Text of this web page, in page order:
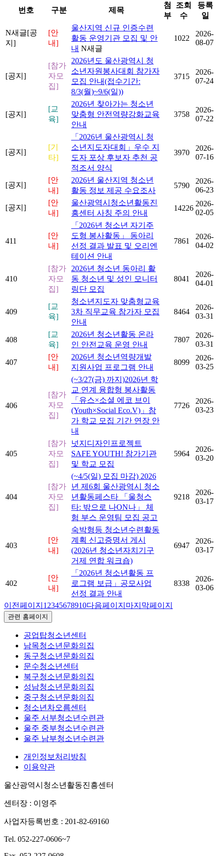
번호
구분 제목
첨
부
조회
수
등록
일
N새글[공
지]
[안
내]
울산지역 신규 인증수련
활동 운영기관 모집 및 안
내 N새글
1022
2026-
08-07
[공지]
[참가
자모
집]
2026년도 울산광역시 청
소년자원봉사대회 참가자
모집 안내(접수기간:
8/3(월)~9/6(일))
3715
2026-
07-24
[공지]
[교
육]
2026년 찾아가는 청소년
맞춤형 안전역량강화교육
안내
3758
2026-
07-22
[공지]
[기
타]
「2026년 울산광역시 청
소년지도자대회」우수 지
도자 포상 후보자 추천 공
적조서 양식
3970
2026-
07-16
[공지]
[안
내]
2026년 울산지역 청소년
활동 정보 제공 수요조사
5790
2026-
06-23
[공지]
[안
내]
울산광역시청소년활동진
흥센터 사칭 주의 안내
14226
2026-
02-05
411
[안
내]
「2026년 청소년 자기주
도형 봉사활동」 동아리
선정 결과 발표 및 오리엔
테이션 안내
7861
2026-
04-02
410
[참가
자모
집]
2026년 청소년 동아리 활
동 청소년 및 성인 모니터
링단 모집
8041
2026-
04-01
409
[교
육]
청소년지도자 맞춤형교육
3차 직무교육 참가자 모집
안내
8464
2026-
03-31
408
[교
육]
2026년 청소년활동 온라
인 안전교육 운영 안내
7807
2026-
03-31
407
[안
내]
2026년 청소년역량개발
지원사업 프로그램 안내
8099
2026-
03-25
406
[참가
자모
집]
(~3/27(금) 까지)2026년 학
교 연계 융합형 봉사활동
「유스×소셜 에코 브이
(Youth×Social Eco.V)」참
가 학교 모집 기간 연장 안
내
7726
2026-
03-23
405
[참가
자모
집]
넛지디자인프로젝트
SAFE YOUTH! 참가기관
및 학교 모집
5964
2026-
03-20
404
[참가
자모
집]
(~4/5(일) 모집 마감) 2026
년 제6회 울산광역시 청소
년활동페스타 「울청스
타: 밖으로 나ON나」 체
험 부스 운영팀 모집 공고
9218
2026-
03-17
403
[안
내]
숙박형등 청소년수련활동
계획 신고증명서 게시
(2026년 청소년자치기구
거제 연합 워크숍)
6947
2026-
03-17
402
[안
내]
「2026년 청소년활동 프
로그램 보급」공모사업
선정 결과 안내
8338
2026-
03-06
이전페이지 1 2345678910다음페이지 마지막페이지
관련 홈페이지
공업탑청소년센터
남목청소년문화의집
동구청소년문화의집
문수청소년센터
북구청소년문화의집
성남청소년문화의집
중구청소년문화의집
청소년차오름센터
울주 서부청소년수련관
울주 중부청소년수련관
울주 남부청소년수련관
개인정보처리방침
이용약관
울산광역시청소년활동진흥센터
센터장 : 이영주
사업자등록번호 : 201-82-69160
Tel. 052-227-0606~7